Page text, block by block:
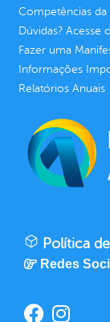
Competências da
Dúvidas? Acesse
Fazer uma
Informações
Relatórios Anuais
Política
Redes